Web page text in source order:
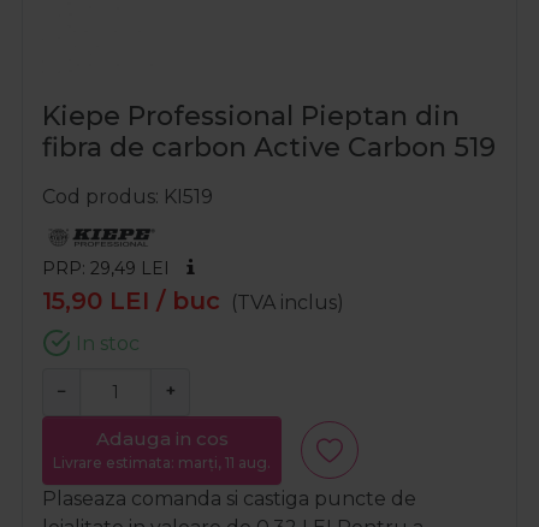
Kiepe Professional Pieptan din
fibra de carbon Active Carbon 519
Cod produs KI519
PRP: 29,49 LEI
15,90 LEI / buc
(TVA inclus)
In stoc
− +
Adauga in cos
Livrare estimata: marți, 11 aug.
Plaseaza comanda si castiga puncte de